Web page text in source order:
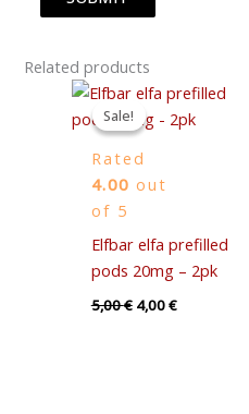
Related products
Sale!
Sale!
Rated
4.00 out
of 5
Elfbar elfa prefilled
pods 20mg – 2pk
5,00€
Original
price
was:
4,00€
Current
price
is: